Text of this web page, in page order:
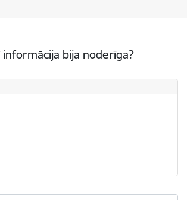
informācija bija noderīga?
bija noderīga?